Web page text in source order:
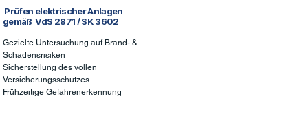
Prüfen elektrischer Anlagen
gemäß VdS 2871 / SK 3602
Gezielte Untersuchung auf Brand- &
Schadensrisiken
Sicherstellung des vollen
Versicherungsschutzes
Frühzeitige Gefahrenerkennung